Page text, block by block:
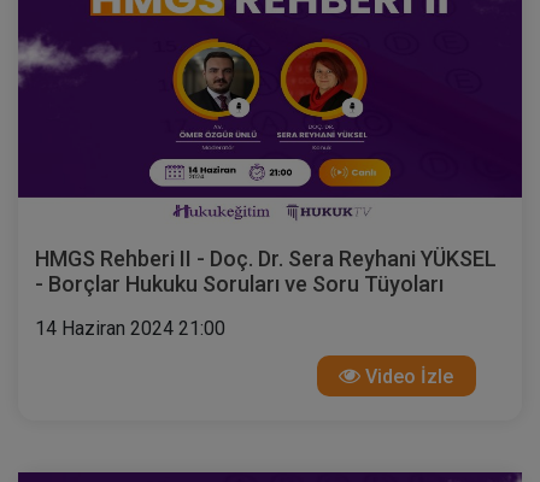
HMGS Rehberi II - Doç. Dr. Sera Reyhani YÜKSEL
- Borçlar Hukuku Soruları ve Soru Tüyoları
14 Haziran 2024 21:00
Video İzle